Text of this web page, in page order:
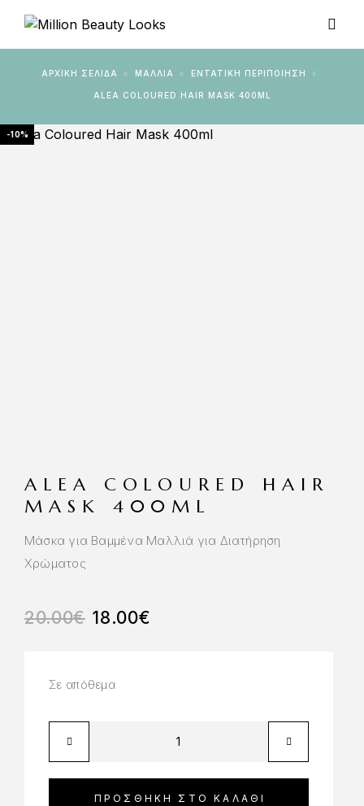
ΑΡΧΙΚΉ ΣΕΛΊΔΑ ΜΑΛΛΙΑ ΕΝΤΑΤΙΚΉ ΠΕΡΙΠΟΊΗΣΗ
ALEA COLOURED HAIR MASK 400ML
-10%
ALEA COLOURED HAIR
MASK 400ML
Μάσκα για Βαμμένα Μαλλιά για Διατήρηση
Χρώματος
20.00€ 18.00€
Σε απόθεμα
ΠΡΟΣΘΉΚΗ ΣΤΟ ΚΑΛΆΘΙ